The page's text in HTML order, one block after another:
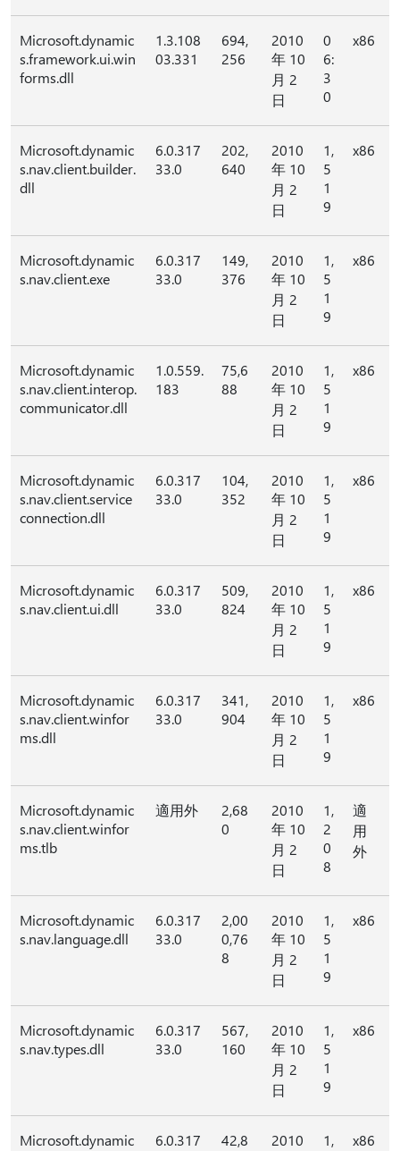
Microsoft.dynamic
s.framework.ui.win
forms.dll
1.3.108
03.331
694,
256
2010
年 10
月 2
日
0
6:
3
0
x86
Microsoft.dynamic
s.nav.client.builder.
dll
6.0.317
33.0
202,
640
2010
年 10
月 2
日
1,
5
1
9
x86
Microsoft.dynamic
s.nav.client.exe
6.0.317
33.0
149,
376
2010
年 10
月 2
日
1,
5
1
9
x86
Microsoft.dynamic
s.nav.client.interop.
communicator.dll
1.0.559.
183
75,6
88
2010
年 10
月 2
日
1,
5
1
9
x86
Microsoft.dynamic
s.nav.client.service
connection.dll
6.0.317
33.0
104,
352
2010
年 10
月 2
日
1,
5
1
9
x86
Microsoft.dynamic
s.nav.client.ui.dll
6.0.317
33.0
509,
824
2010
年 10
月 2
日
1,
5
1
9
x86
Microsoft.dynamic
s.nav.client.winfor
ms.dll
6.0.317
33.0
341,
904
2010
年 10
月 2
日
1,
5
1
9
x86
Microsoft.dynamic
s.nav.client.winfor
ms.tlb
適用外
2,68
0
2010
年 10
月 2
日
1,
2
0
8
適
用
外
Microsoft.dynamic
s.nav.language.dll
6.0.317
33.0
2,00
0,76
8
2010
年 10
月 2
日
1,
5
1
9
x86
Microsoft.dynamic
s.nav.types.dll
6.0.317
33.0
567,
160
2010
年 10
月 2
日
1,
5
1
9
x86
Microsoft.dynamic
6.0.317
42,8
2010
1,
x86